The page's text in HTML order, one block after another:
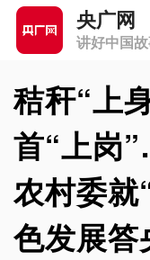
央广网
讲好中国
秸秆“上
首“上岗
农村委就
色发展答